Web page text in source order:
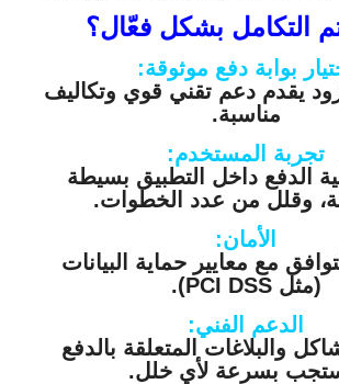
التكامل بشكل فعّال؟
بوابة دفع موثوقة:
يقدم دعم تقني قوي وتكاليف
مناسبة.
تجربة المستخدم:
الدفع داخل التطبيق بسيطة
وقلل من عدد الخطوات.
الأمان:
مع معايير حماية البيانات
(مثل PCI DSS).
الدعم الفني:
والبلاغات المتعلقة بالدفع
بسرعة لأي خلل.